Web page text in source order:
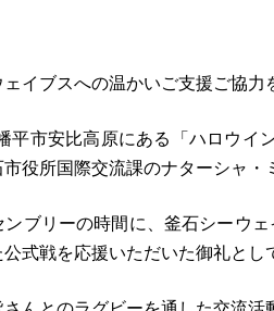
イブスへの温かいご支援ご協
平市安比高原にある「ハロウイ
役所国際交流課のナターシャ
ブリーの時間に、釜石シーウ
式戦を応援いただいた御礼と